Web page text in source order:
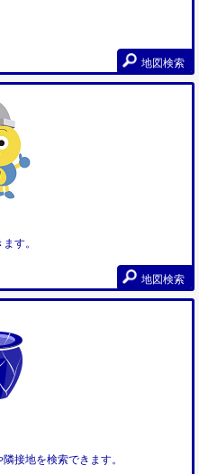
地図検索
す。
地図検索
接地を検索できます。